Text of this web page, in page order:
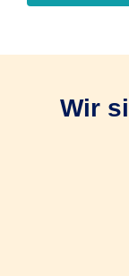
Wir